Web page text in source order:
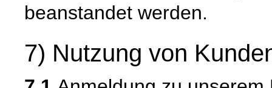
beanstandet werden.
7) Nutzung von